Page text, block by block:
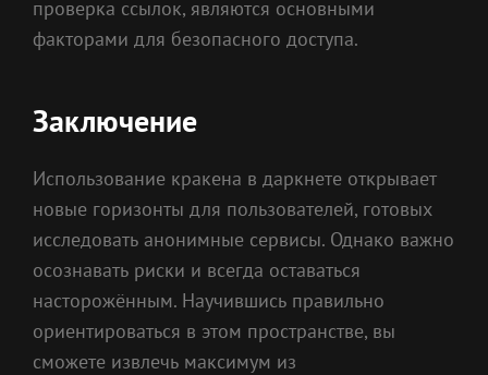
проверка ссылок, являются основными
факторами для безопасного доступа.
Заключение
Использование кракена в даркнете открывает
новые горизонты для пользователей, готовых
исследовать анонимные сервисы. Однако важно
осознавать риски и всегда оставаться
насторожённым. Научившись правильно
ориентироваться в этом пространстве, вы
сможете извлечь максимум из